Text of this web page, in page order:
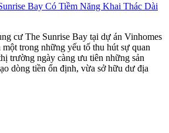
Bay Có Tiềm Năng Khai Thác Dài
cư The Sunrise Bay tại dự án Vinhomes
trong những yếu tố thu hút sự quan
trường ngày càng ưu tiên những sản
dòng tiền ổn định, vừa sở hữu dư địa